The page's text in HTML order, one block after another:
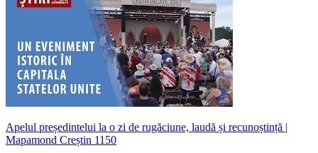
Apelul președintelui la o zi de rugăciune, laudă și recunoștință |
Mapamond Creștin 1150